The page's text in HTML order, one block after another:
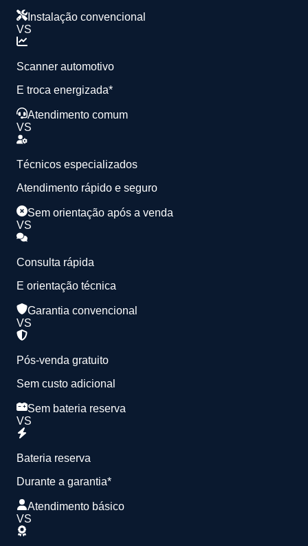
Instalação convencional
VS
Scanner automotivo
E troca energizada*
Atendimento comum
VS
Técnicos especializados
Atendimento rápido e seguro
Sem orientação após a venda
VS
Consulta rápida
E orientação técnica
Garantia convencional
VS
Pós-venda gratuito
Sem custo adicional
Sem bateria reserva
VS
Bateria reserva
Durante a garantia*
Atendimento básico
VS